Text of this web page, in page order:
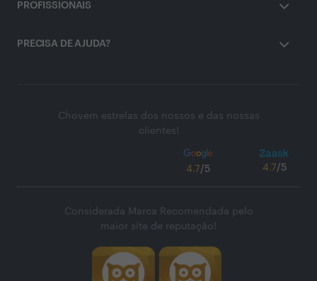
PROFISSIONAIS
PRECISA DE AJUDA?
Chovem estrelas dos nossos e das nossas
clientes!
4.7/5 4.7/5
Considerada Marca Recomendada pelo
maior site de reputação!